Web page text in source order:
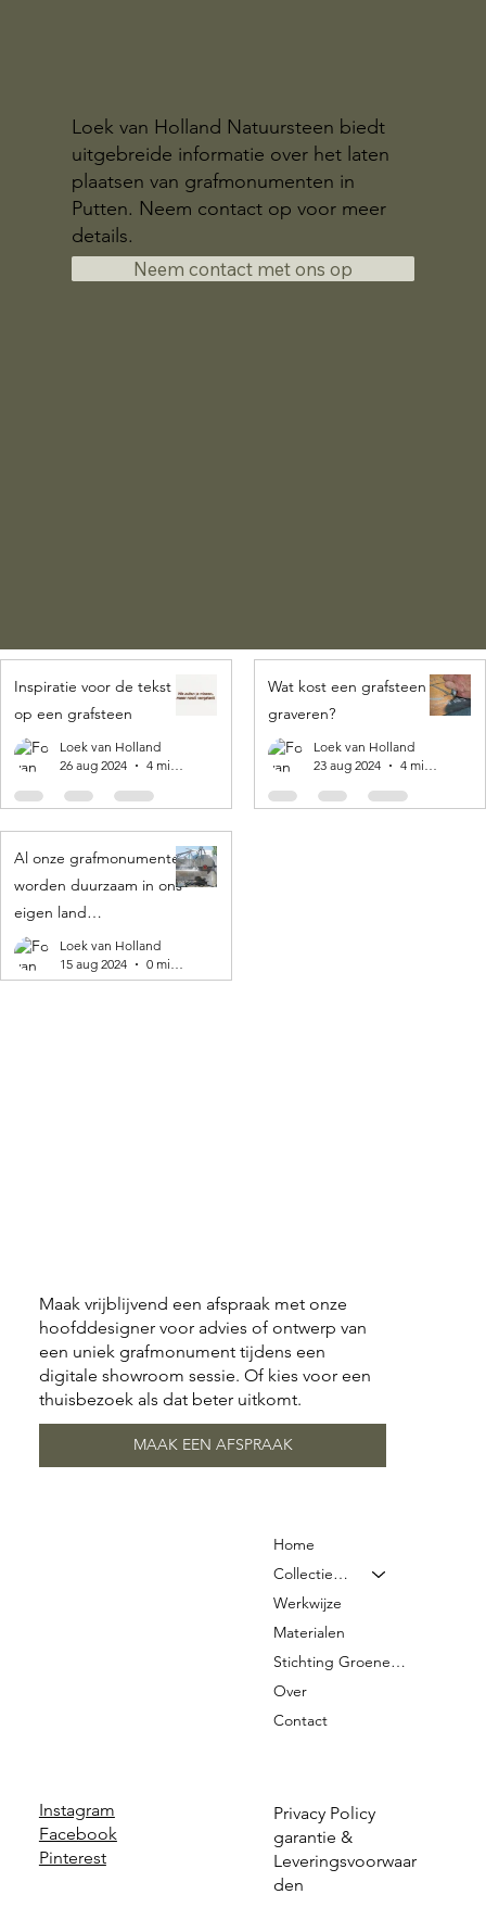
Loek van Holland Natuursteen biedt
uitgebreide informatie over het laten
plaatsen van grafmonumenten in
Putten. Neem contact op voor meer
details.
Neem contact met ons op
Inspiratie voor de tekst
op een grafsteen
Loek van Holland
26 aug 2024
4 minuten om te lezen
Wat kost een grafsteen
graveren?
Loek van Holland
23 aug 2024
4 minuten om te lezen
Al onze grafmonumenten
worden duurzaam in ons
eigen land
geproduceerd! 🌍
Loek van Holland
15 aug 2024
0 minuten om te lezen
Instagram
Facebook
Pinterest
Privacy Policy
garantie &
Leveringsvoorwaar
den
Home
Collectie & Prijzen
Werkwijze
Materialen
Stichting Groene Graven
Over
Contact
Maak vrijblijvend een afspraak met onze
hoofddesigner voor advies of ontwerp van
een uniek grafmonument tijdens een
digitale showroom sessie. Of kies voor een
thuisbezoek als dat beter uitkomt.
MAAK EEN AFSPRAAK